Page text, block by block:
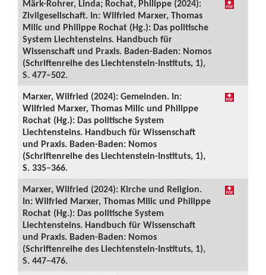
Märk-Rohrer, Linda; Rochat, Philippe (2024):
Zivilgesellschaft. In: Wilfried Marxer, Thomas
Milic und Philippe Rochat (Hg.): Das politische
System Liechtensteins. Handbuch für
Wissenschaft und Praxis. Baden-Baden: Nomos
(Schriftenreihe des Liechtenstein-Instituts, 1),
S. 477–502.
Marxer, Wilfried (2024): Gemeinden. In:
Wilfried Marxer, Thomas Milic und Philippe
Rochat (Hg.): Das politische System
Liechtensteins. Handbuch für Wissenschaft
und Praxis. Baden-Baden: Nomos
(Schriftenreihe des Liechtenstein-Instituts, 1),
S. 335–366.
Marxer, Wilfried (2024): Kirche und Religion.
In: Wilfried Marxer, Thomas Milic und Philippe
Rochat (Hg.): Das politische System
Liechtensteins. Handbuch für Wissenschaft
und Praxis. Baden-Baden: Nomos
(Schriftenreihe des Liechtenstein-Instituts, 1),
S. 447–476.